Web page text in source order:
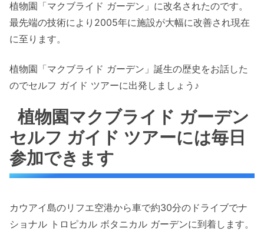
植物園「マクブライド ガーデン」に改名されたのです。
最先端の技術により2005年に施設が大幅に改善され現在
に至ります。
植物園「マクブライド ガーデン」誕生の歴史をお話した
のでセルフ ガイド ツアーに出発しましょう♪
植物園マクブライド ガーデン
セルフ ガイド ツアーには毎日
参加できます
カウアイ島のリフエ空港から車で約30分のドライブでナ
ショナル トロピカル ボタニカル ガーデンに到着します。